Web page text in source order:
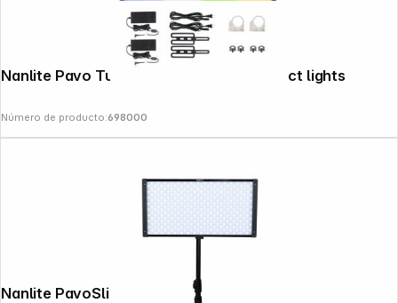
Nanlite Pavo Tube II 30X 2Kit Colour effect lights
Número de producto:698000
Nanlite PavoSlim 120B Bi-Color